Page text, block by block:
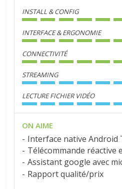
INSTALL & CONFIG
INTERFACE & ERGONOMIE
CONNECTIVITÉ
STREAMING
LECTURE FICHIER VIDÉO
ON AIME
Interface native Android
Télécommande réactive
Assistant google avec
Rapport qualité/prix